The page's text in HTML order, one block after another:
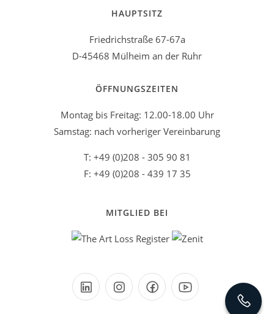
HAUPTSITZ
Friedrichstraße 67-67a
D-45468 Mülheim an der Ruhr
ÖFFNUNGSZEITEN
Montag bis Freitag: 12.00-18.00 Uhr
Samstag: nach vorheriger Vereinbarung
T: +49 (0)208 - 305 90 81
F: +49 (0)208 - 439 17 35
MITGLIED BEI